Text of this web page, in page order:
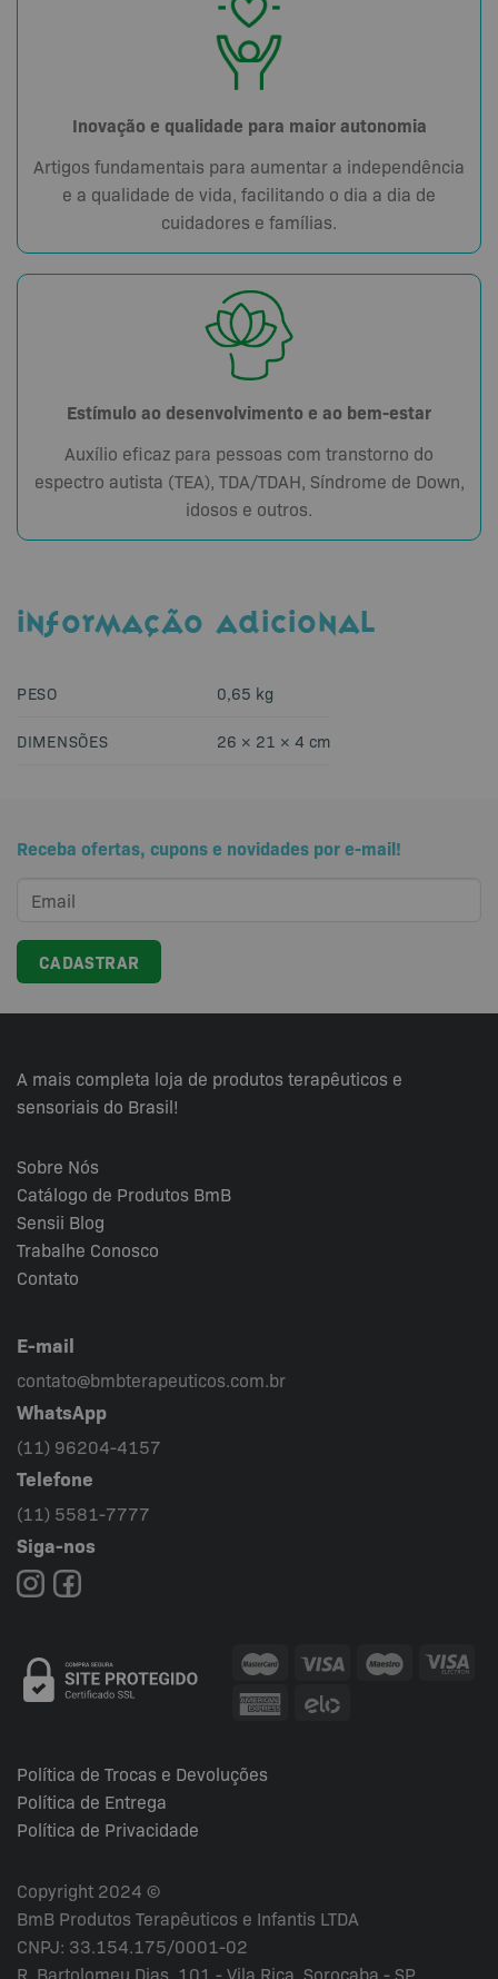
Inovação e qualidade para maior autonomia
Artigos fundamentais para aumentar a independência
e a qualidade de vida, facilitando o dia a dia de
cuidadores e famílias.
Estímulo ao desenvolvimento e ao bem-estar
Auxílio eficaz para pessoas com transtorno do
espectro autista (TEA), TDA/TDAH, Síndrome de Down,
idosos e outros.
INFORMAÇÃO ADICIONAL
PESO 0,65 kg
DIMENSÕES 26 × 21 × 4 cm
Receba ofertas, cupons e novidades por e-mail!
A mais completa loja de produtos terapêuticos e
sensoriais do Brasil!
Sobre Nós
Catálogo de Produtos BmB
Sensii Blog
Trabalhe Conosco
Contato
E-mail
contato@bmbterapeuticos.com.br
WhatsApp
(11) 96204-4157
Telefone
(11) 5581-7777
Siga-nos
Política de Trocas e Devoluções
Política de Entrega
Política de Privacidade
Copyright 2024 ©
BmB Produtos Terapêuticos e Infantis LTDA
CNPJ: 33.154.175/0001-02